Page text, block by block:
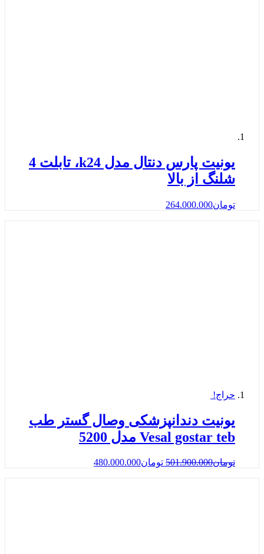
یونیت پارس دنتال مدل k24، تابلت 4
شلنگ از بالا
تومان264.000.000
حراج!
یونیت دندانپزشکی وصال گستر طب
Vesal gostar teb مدل 5200
تومان501.900.000 تومان480.000.000